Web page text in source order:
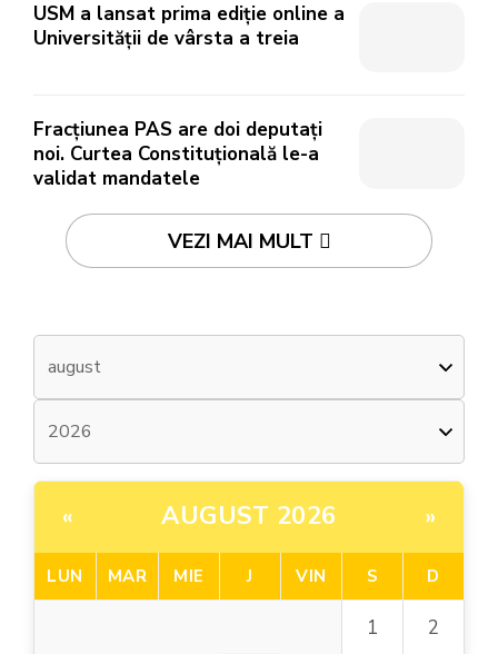
USM a lansat prima ediție online a
Universității de vârsta a treia
Fracțiunea PAS are doi deputați
noi. Curtea Constituțională le-a
validat mandatele
VEZI MAI MULT
« AUGUST 2026 »
LUN MAR MIE J VIN S D
1 2